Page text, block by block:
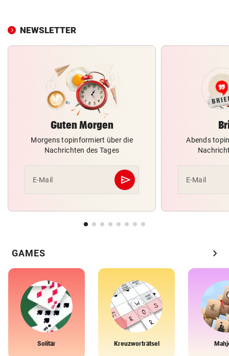
NEWSLETTER
Guten Morgen
Morgens topinformiert über die
Nachrichten des Tages
E-Mail send
Abschicken
Abends
E-Mail
GAMES chevron_right
Solitär Kreuzworträtsel